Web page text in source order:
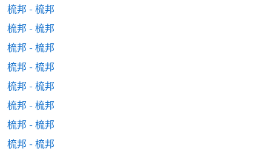
梳邦 - 梳邦
梳邦 - 梳邦
梳邦 - 梳邦
梳邦 - 梳邦
梳邦 - 梳邦
梳邦 - 梳邦
梳邦 - 梳邦
梳邦 - 梳邦